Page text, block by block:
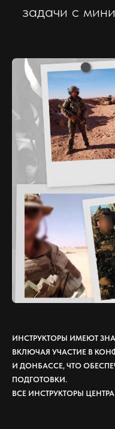
задачи с
ИНСТРУКТОРЫ ИМЕЮТ
ВКЛЮЧАЯ УЧАСТИЕ В
И ДОНБАССЕ, ЧТО
ПОДГОТОВКИ.
ВСЕ ИНСТРУКТОРЫ